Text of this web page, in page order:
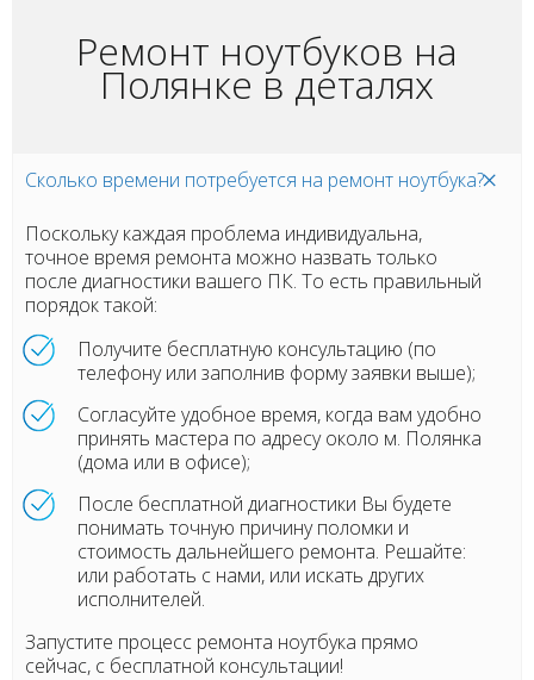
Ремонт ноутбуков на
Полянке в деталях
Сколько времени потребуется на ремонт ноутбука?
Поскольку каждая проблема индивидуальна,
точное время ремонта можно назвать только
после диагностики вашего ПК. То есть правильный
порядок такой:
Получите бесплатную консультацию (по
телефону или заполнив форму заявки выше);
Согласуйте удобное время, когда вам удобно
принять мастера по адресу около м. Полянка
(дома или в офисе);
После бесплатной диагностики Вы будете
понимать точную причину поломки и
стоимость дальнейшего ремонта. Решайте:
или работать с нами, или искать других
исполнителей.
Запустите процесс ремонта ноутбука прямо
сейчас, с бесплатной консультации!